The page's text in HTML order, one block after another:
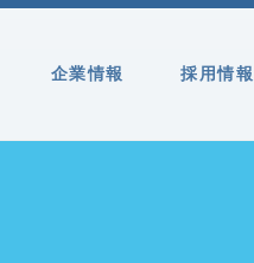
企業情報 採用情報